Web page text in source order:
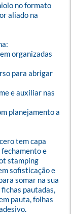
no formato
aliado na
organizadas
para abrigar
e auxiliar nas
planejamento a
tem capa
e
stamping
sofisticação e
somar na sua
pautadas,
pauta, folhas